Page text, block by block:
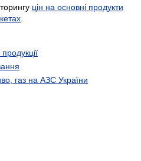
цін на основні продукти
газ на АЗС України